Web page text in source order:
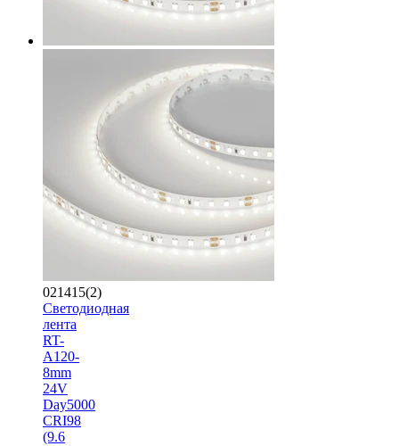
021415(2)
Светодиодная
лента
RT-
A120-
8mm
24V
Day5000
CRI98
(9.6